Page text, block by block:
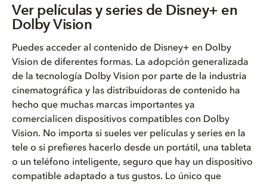
Ver películas y series de Disney+ en
Dolby Vision
Puedes acceder al contenido de Disney+ en Dolby
Vision de diferentes formas. La adopción generalizada
de la tecnología Dolby Vision por parte de la industria
cinematográfica y las distribuidoras de contenido ha
hecho que muchas marcas importantes ya
comercialicen dispositivos compatibles con Dolby
Vision. No importa si sueles ver películas y series en la
tele o si prefieres hacerlo desde un portátil, una tableta
o un teléfono inteligente, seguro que hay un dispositivo
compatible adaptado a tus gustos. Lo único que